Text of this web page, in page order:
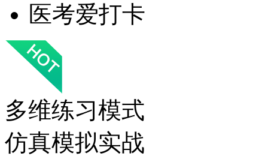
医考爱打卡
多维练习模式
仿真模拟实战